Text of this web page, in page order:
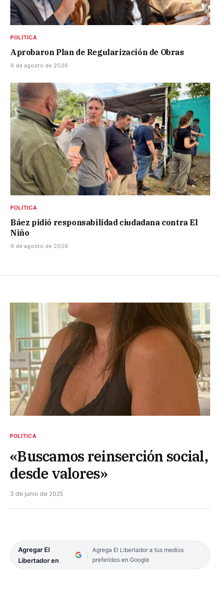
POLÍTICA
Aprobaron Plan de Regularización de Obras
6 de agosto de 2026
POLÍTICA
Báez pidió responsabilidad ciudadana contra El
Niño
6 de agosto de 2026
POLÍTICA
«Buscamos reinserción social,
desde valores»
3 de junio de 2025
Agregar El
Libertador en
Agrega El Libertador a tus medios
preferidos en Google